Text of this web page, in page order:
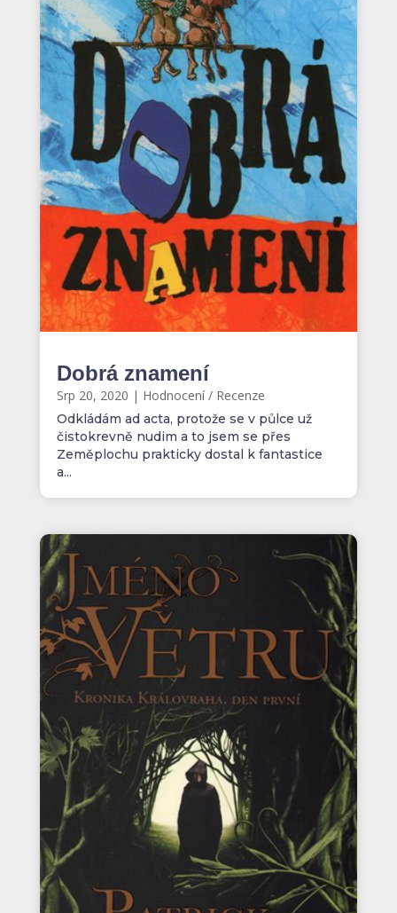
Dobrá znamení
Srp 20, 2020 | Hodnocení / Recenze
Odkládám ad acta, protože se v půlce už
čistokrevně nudim a to jsem se přes
Zeměplochu prakticky dostal k fantastice
a...